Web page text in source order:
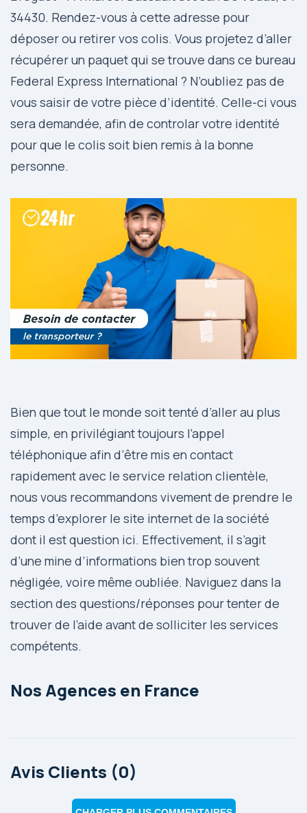
34430. Rendez-vous à cette adresse pour
déposer ou retirer vos colis. Vous projetez d’aller
récupérer un paquet qui se trouve dans ce bureau
Federal Express International ? N’oubliez pas de
vous saisir de votre pièce d’identité. Celle-ci vous
sera demandée, afin de controlar votre identité
pour que le colis soit bien remis à la bonne
personne.
Bien que tout le monde soit tenté d’aller au plus
simple, en privilégiant toujours l’appel
téléphonique afin d’être mis en contact
rapidement avec le service relation clientèle,
nous vous recommandons vivement de prendre le
temps d’explorer le site internet de la société
dont il est question ici. Effectivement, il s’agit
d’une mine d’informations bien trop souvent
négligée, voire même oubliée. Naviguez dans la
section des questions/réponses pour tenter de
trouver de l’aide avant de solliciter les services
compétents.
Nos Agences en France
Avis Clients (0)